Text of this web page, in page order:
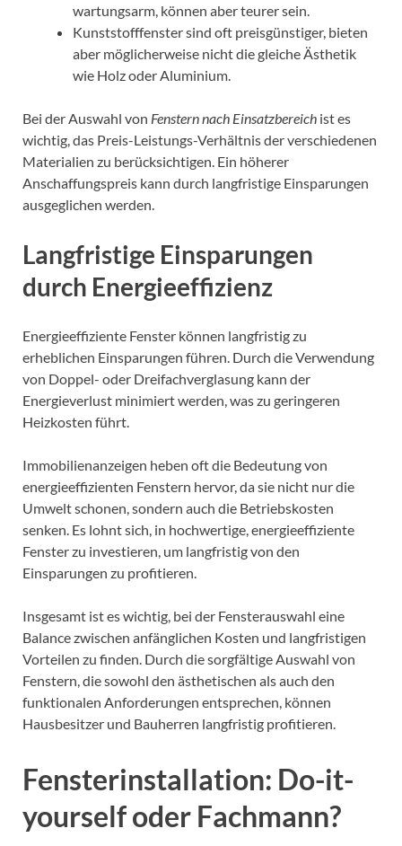
wartungsarm, können aber teurer sein.
Kunststofffenster sind oft preisgünstiger, bieten
aber möglicherweise nicht die gleiche Ästhetik
wie Holz oder Aluminium.
Bei der Auswahl von Fenstern nach Einsatzbereich ist es
wichtig, das Preis-Leistungs-Verhältnis der verschiedenen
Materialien zu berücksichtigen. Ein höherer
Anschaffungspreis kann durch langfristige Einsparungen
ausgeglichen werden.
Langfristige Einsparungen
durch Energieeffizienz
Energieeffiziente Fenster können langfristig zu
erheblichen Einsparungen führen. Durch die Verwendung
von Doppel- oder Dreifachverglasung kann der
Energieverlust minimiert werden, was zu geringeren
Heizkosten führt.
Immobilienanzeigen heben oft die Bedeutung von
energieeffizienten Fenstern hervor, da sie nicht nur die
Umwelt schonen, sondern auch die Betriebskosten
senken. Es lohnt sich, in hochwertige, energieeffiziente
Fenster zu investieren, um langfristig von den
Einsparungen zu profitieren.
Insgesamt ist es wichtig, bei der Fensterauswahl eine
Balance zwischen anfänglichen Kosten und langfristigen
Vorteilen zu finden. Durch die sorgfältige Auswahl von
Fenstern, die sowohl den ästhetischen als auch den
funktionalen Anforderungen entsprechen, können
Hausbesitzer und Bauherren langfristig profitieren.
Fensterinstallation: Do-it-
yourself oder Fachmann?